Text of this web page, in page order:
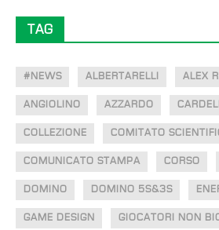
TAG
#NEWS ALBERTARELLI ALEX
ANGIOLINO AZZARDO
COLLEZIONE COMITATO
COMUNICATO STAMPA CORSO
DOMINO DOMINO 5S&3S
GAME DESIGN GIOCATORI NON